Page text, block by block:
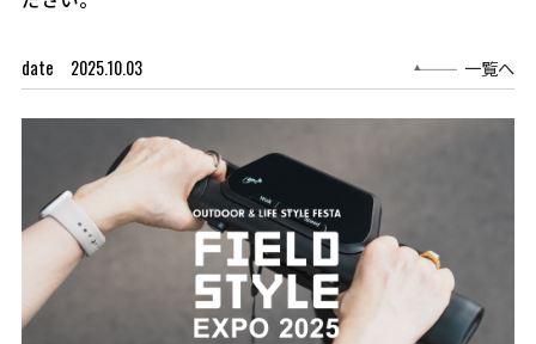
date 2025.10.03 一覧へ